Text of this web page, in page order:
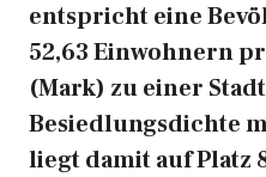
entspricht eine
52,63 Einwohnern
(Mark) zu einer
Besiedlungsdichte
liegt damit auf Platz